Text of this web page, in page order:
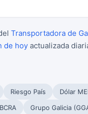
Transportadora de
de hoy actualizada
Riesgo País Dólar
Grupo Galicia